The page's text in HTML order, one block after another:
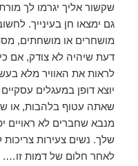
שקשור אליך יגרמו לך
גם ימצאו חן בעינייך.
מושחרים או מושחתים,
דעת שיהיה לא צודק, אם
לראות את האוויר מלא
יוצא דופן במעגלים
שאתה עטוף בלהבות, או
מנבא שחברים לא ראויים
שלך. נשים צעירות
לאחר חלום של דמות זו….